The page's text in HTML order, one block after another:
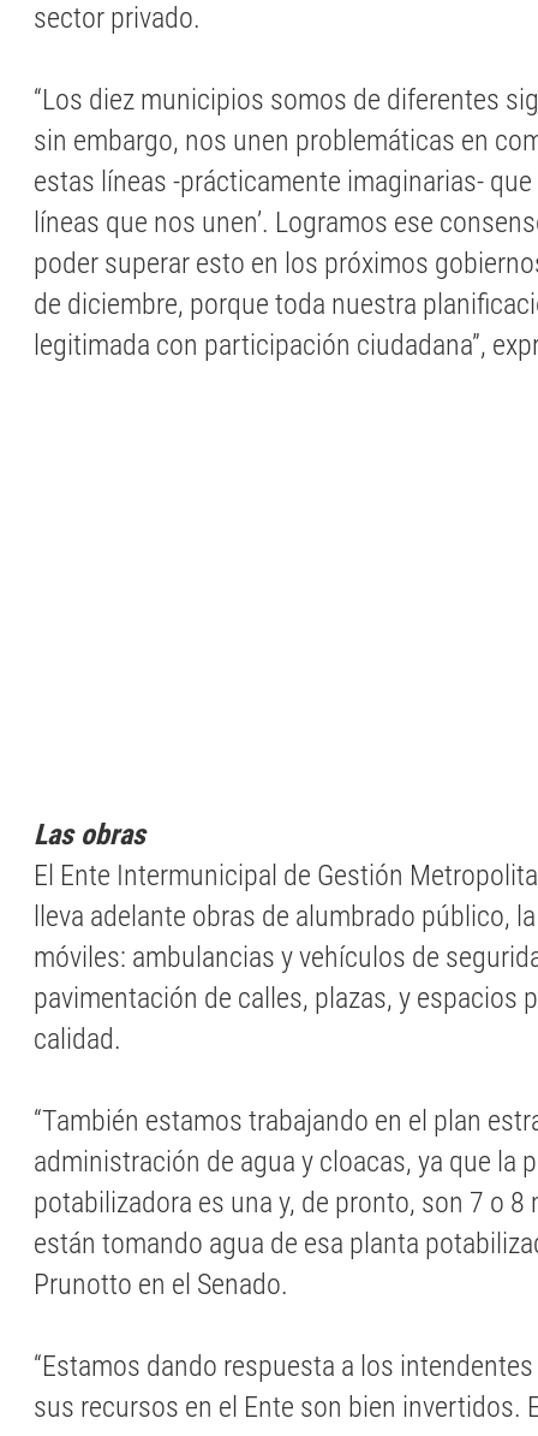
sector privado.
“Los diez municipios somos de diferentes
sin embargo, nos unen problemáticas en
estas líneas -prácticamente imaginarias-
líneas que nos unen’. Logramos ese
poder superar esto en los próximos
de diciembre, porque toda nuestra
legitimada con participación ciudadana”,
Las obras
El Ente Intermunicipal de Gestión
lleva adelante obras de alumbrado público,
móviles: ambulancias y vehículos de
pavimentación de calles, plazas, y espacios
calidad.
“También estamos trabajando en el plan
administración de agua y cloacas, ya que la
potabilizadora es una y, de pronto, son 7 o
están tomando agua de esa planta
Prunotto en el Senado.
“Estamos dando respuesta a los
sus recursos en el Ente son bien invertidos.